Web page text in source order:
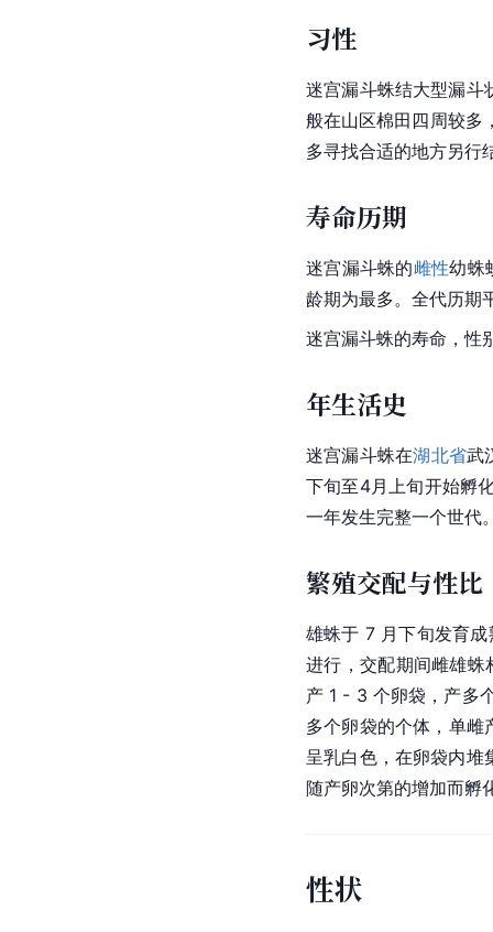
习性
迷宫漏斗蛛结大型漏斗
般在山区棉田四周较多
多寻找合适的地方另行
寿命历期
迷宫漏斗蛛的雌性幼蛛
龄期为最多。全代历
迷宫漏斗蛛的寿命，
年生活史
迷宫漏斗蛛在湖北省武
下旬至4月上旬开始孵
一年发生完整一个世代
繁殖交配与性比
雄蛛于 7 月下旬发育
进行，交配期间雌雄蛛
产 1 - 3 个卵袋，产多
多个卵袋的个体，单
呈乳白色，在卵袋内堆
随产卵次第的增加而孵
性状